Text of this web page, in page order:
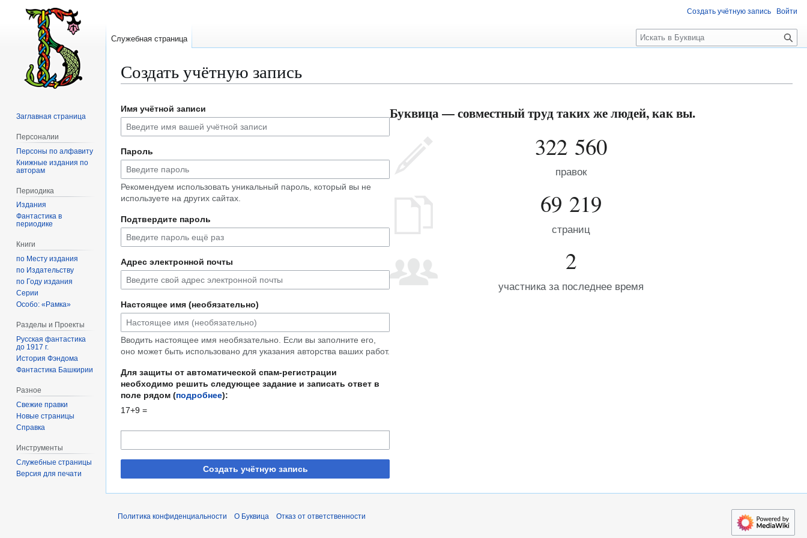
Создать учётную запись
к
навигации
к
поиску
Имя учётной записи
Пароль
Рекомендуем использовать уникальный пароль, который вы не
используете на других сайтах.
Подтвердите пароль
Адрес электронной почты
Настоящее имя (необязательно)
Вводить настоящее имя необязательно. Если вы заполните его,
оно может быть использовано для указания авторства ваших работ.
Для защиты от автоматической спам-регистрации
необходимо решить следующее задание и записать ответ в
поле рядом (подробнее):
17+9 =
Создать учётную запись
Буквица — совместный труд таких же людей, как вы.
322 560
правок
69 219
страниц
2
участника за последнее время
Создать учётную запись Войти
Служебная страница
П
о
к
Заглавная страница
Персоналии
Персоны по алфавиту
Книжные издания по
авторам
Периодика
Издания
Фантастика в
периодике
Книги
по Месту издания
по Издательству
по Году издания
Серии
Особо: «Рамка»
Разделы и Проекты
Русская фантастика
до 1917 г.
История Фэндома
Фантастика Башкирии
Разное
Свежие правки
Новые страницы
Справка
Инструменты
Служебные страницы
Версия для печати
Политика конфиденциальности О Буквица Отказ от ответственности